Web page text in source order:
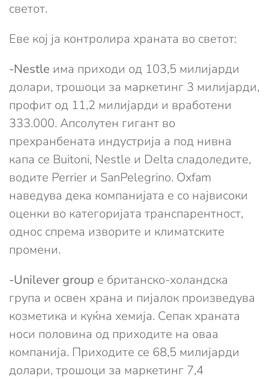
светот.
Еве кој ја контролира храната во светот:
-Nestle има приходи од 103,5 милијарди
долари, трошоци за маркетинг 3 милијарди,
профит од 11,2 милијарди и вработени
333.000. Апсолутен гигант во
прехранбената индустрија а под нивна
капа се Buitoni, Nestle и Delta сладоледите,
водите Perrier и SanPelegrino. Oxfam
наведува дека компанијата е со највисоки
оценки во категоријата транспарентност,
однос спрема изворите и климатските
промени.
-Unilever group е британско-холандска
група и освен храна и пијалок произведува
козметика и куќна хемија. Сепак храната
носи половина од приходите на оваа
компанија. Приходите се 68,5 милијарди
долари, трошоци за маркетинг 7,4